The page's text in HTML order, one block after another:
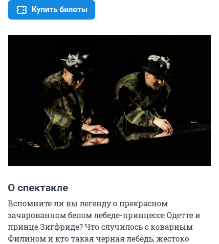
Купить билеты
О спектакле
Вспомните ли вы легенду о прекрасном
зачарованном белом лебеде-принцессе Одетте и
принце Зигфриде? Что случилось с коварным
Филином и кто такая черная лебедь, жестоко